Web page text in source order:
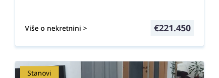
Više o nekretnini > €221.450
Stanovi